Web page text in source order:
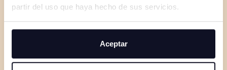
partir del uso que haya hecho de sus servicios.
Aceptar